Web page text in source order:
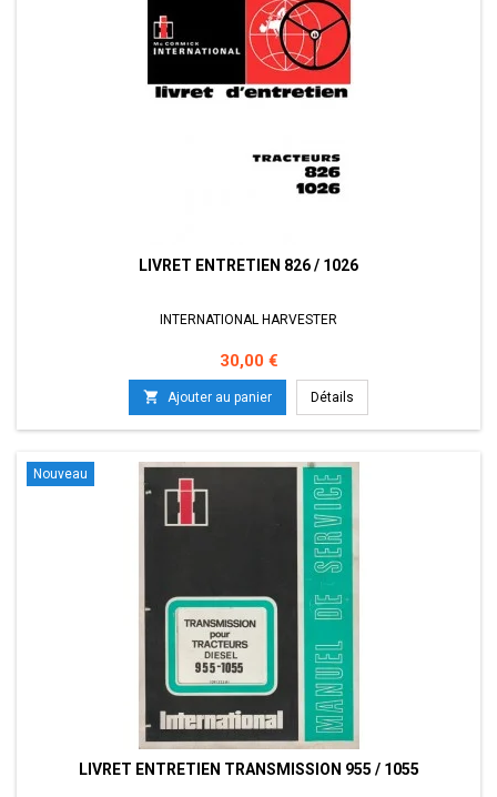
LIVRET ENTRETIEN 826 / 1026
INTERNATIONAL HARVESTER
Prix
30,00 €
 Ajouter au panier Détails
Nouveau
LIVRET ENTRETIEN TRANSMISSION 955 / 1055